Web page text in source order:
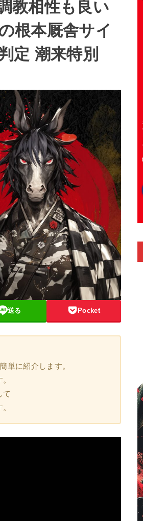
教相性も良い
根本厩舎サイ
定 潮来特別
送る Pocket
単に紹介します。
て